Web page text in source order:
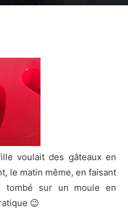
voulait des gâteaux en
le matin même, en faisant
tombé sur un moule en
😉